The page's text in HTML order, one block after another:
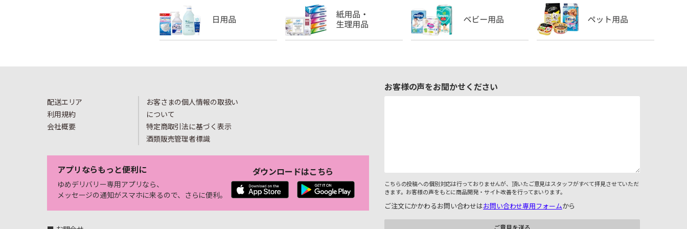
配送エリア
利用規約
会社概要
お客さまの個人情報の取扱い
について
特定商取引法に基づく表示
酒類販売管理者標識
アプリならもっと便利に
ゆめデリバリー専用アプリなら、
メッセージの通知がスマホに来るので、さらに便利。
ダウンロードはこちら
お客様の声をお聞かせください
こちらの投稿への個別対応は行っておりませんが、頂いたご意見はスタッフがすべて拝見させていただ
きます。お客様の声をもとに商品開発・サイト改善を行ってまいります。
ご注文にかかわるお問い合わせはお問い合わせ専用フォームから